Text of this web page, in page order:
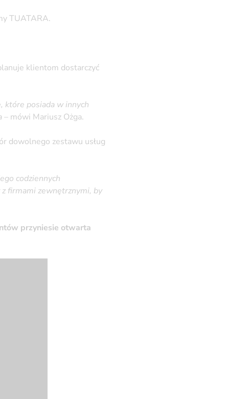
TUATARA.
klientom dostarczyć
które posiada w innych
– mówi Mariusz Ożga.
dowolnego zestawu usług
codziennych
z firmami zewnętrznymi, by
przyniesie otwarta